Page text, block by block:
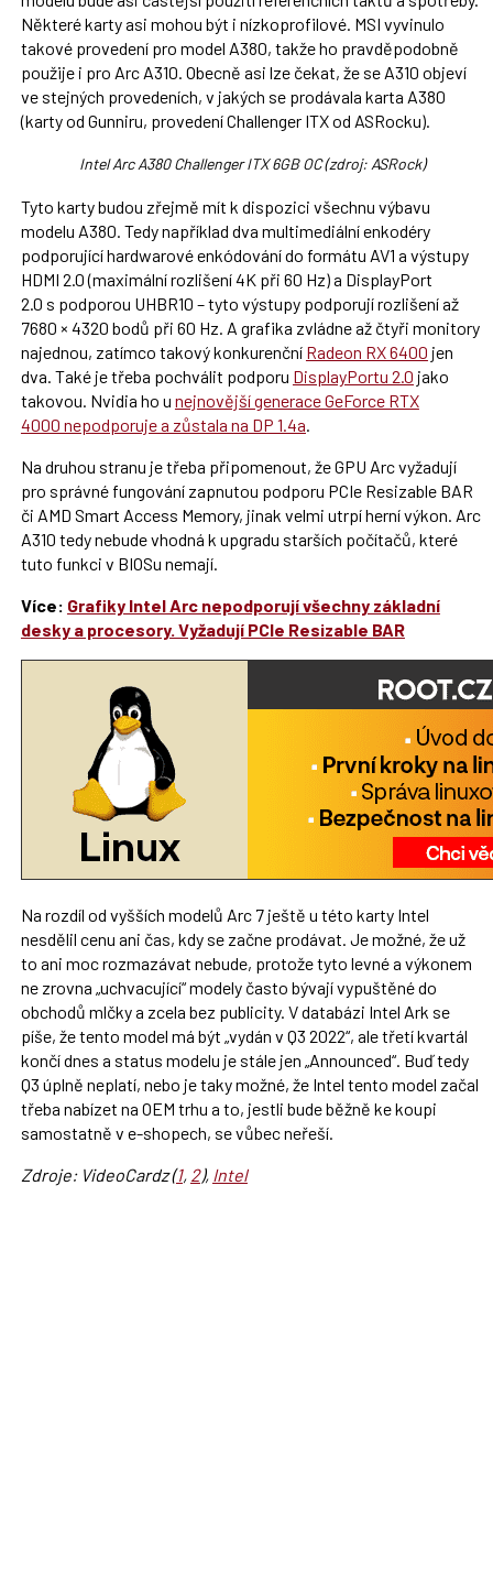
Některé karty asi mohou být i nízkoprofilové. MSI vyvinulo
takové provedení pro model A380, takže ho pravděpodobně
použije i pro Arc A310. Obecně asi lze čekat, že se A310 objeví
ve stejných provedeních, v jakých se prodávala karta A380
(karty od Gunniru, provedení Challenger ITX od ASRocku).
Intel Arc A380 Challenger ITX 6GB OC (zdroj: ASRock)
Tyto karty budou zřejmě mít k dispozici všechnu výbavu
modelu A380. Tedy například dva multimediální enkodéry
podporující hardwarové enkódování do formátu AV1 a výstupy
HDMI 2.0 (maximální rozlišení 4K při 60 Hz) a DisplayPort
2.0 s podporou UHBR10 – tyto výstupy podporují rozlišení až
7680 × 4320 bodů při 60 Hz. A grafika zvládne až čtyři monitory
najednou, zatímco takový konkurenční Radeon RX 6400 jen
dva. Také je třeba pochválit podporu DisplayPortu 2.0 jako
takovou. Nvidia ho u nejnovější generace GeForce RTX
4000 nepodporuje a zůstala na DP 1.4a.
Na druhou stranu je třeba připomenout, že GPU Arc vyžadují
pro správné fungování zapnutou podporu PCIe Resizable BAR
či AMD Smart Access Memory, jinak velmi utrpí herní výkon. Arc
A310 tedy nebude vhodná k upgradu starších počítačů, které
tuto funkci v BIOSu nemají.
Více: Grafiky Intel Arc nepodporují všechny základní
desky a procesory. Vyžadují PCIe Resizable BAR
Na rozdíl od vyšších modelů Arc 7 ještě u této karty Intel
nesdělil cenu ani čas, kdy se začne prodávat. Je možné, že už
to ani moc rozmazávat nebude, protože tyto levné a výkonem
ne zrovna „uchvacující“ modely často bývají vypuštěné do
obchodů mlčky a zcela bez publicity. V databázi Intel Ark se
píše, že tento model má být „vydán v Q3 2022“, ale třetí kvartál
končí dnes a status modelu je stále jen „Announced“. Buď tedy
Q3 úplně neplatí, nebo je taky možné, že Intel tento model začal
třeba nabízet na OEM trhu a to, jestli bude běžně ke koupi
samostatně v e-shopech, se vůbec neřeší.
Zdroje: VideoCardz (1, 2), Intel